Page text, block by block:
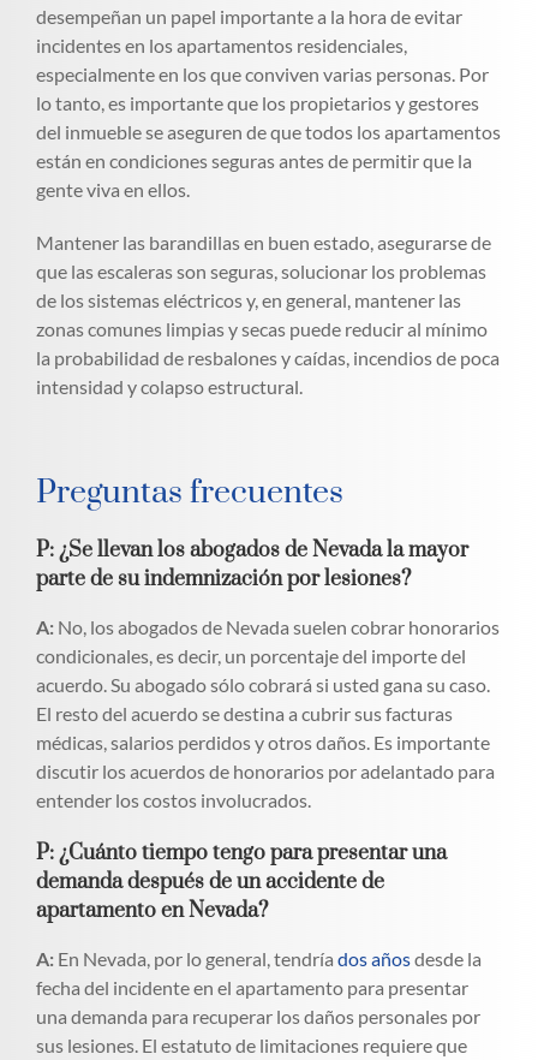
desempeñan un papel importante a la hora de evitar
incidentes en los apartamentos residenciales,
especialmente en los que conviven varias personas. Por
lo tanto, es importante que los propietarios y gestores
del inmueble se aseguren de que todos los apartamentos
están en condiciones seguras antes de permitir que la
gente viva en ellos.
Mantener las barandillas en buen estado, asegurarse de
que las escaleras son seguras, solucionar los problemas
de los sistemas eléctricos y, en general, mantener las
zonas comunes limpias y secas puede reducir al mínimo
la probabilidad de resbalones y caídas, incendios de poca
intensidad y colapso estructural.
Preguntas frecuentes
P: ¿Se llevan los abogados de Nevada la mayor
parte de su indemnización por lesiones?
A: No, los abogados de Nevada suelen cobrar honorarios
condicionales, es decir, un porcentaje del importe del
acuerdo. Su abogado sólo cobrará si usted gana su caso.
El resto del acuerdo se destina a cubrir sus facturas
médicas, salarios perdidos y otros daños. Es importante
discutir los acuerdos de honorarios por adelantado para
entender los costos involucrados.
P: ¿Cuánto tiempo tengo para presentar una
demanda después de un accidente de
apartamento en Nevada?
A: En Nevada, por lo general, tendría dos añosdesde la
fecha del incidente en el apartamento para presentar
una demanda para recuperar los daños personales por
sus lesiones. El estatuto de limitaciones requiere que